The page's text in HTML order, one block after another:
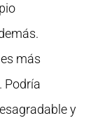
más
Podría
y